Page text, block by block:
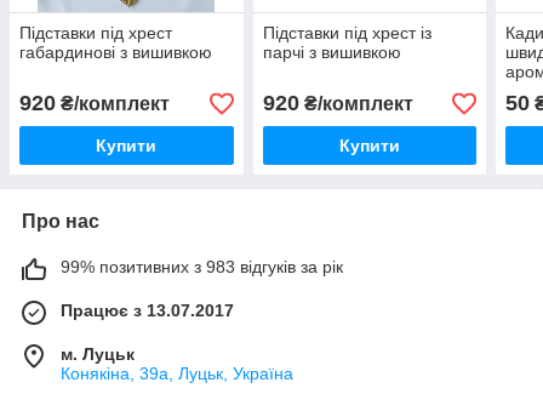
Підставки під хрест
габардинові з вишивкою
920 ₴/комплект
Купити
Підставки під хрест із
парчі з вишивкою
920₴/комплект
Купити
50
Про нас
99% позитивних з 983 відгуків за рік
Працює з 13.07.2017
м. Луцьк
Конякіна, 39а, Луцьк, Україна